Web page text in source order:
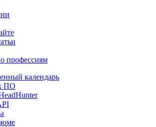
профессиям
календарь
ПО